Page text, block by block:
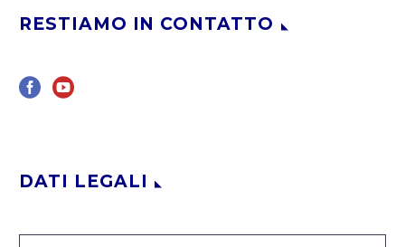
RESTIAMO IN CONTATTO
DATI LEGALI